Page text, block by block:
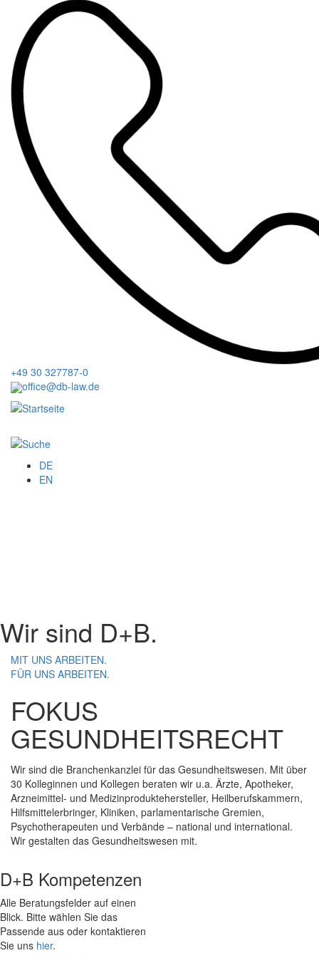
Inhalt
+49 30 327787-0
office@db-law.de
DE
EN
Wir sind D+B.
MIT UNS ARBEITEN.
FÜR UNS ARBEITEN.
FOKUS
GESUNDHEITSRECHT
Wir sind die Branchenkanzlei für das Gesundheitswesen. Mit über
30 Kolleginnen und Kollegen beraten wir u.a. Ärzte, Apotheker,
Arzneimittel- und Medizinproduktehersteller, Heilberufskammern,
Hilfsmittelerbringer, Kliniken, parlamentarische Gremien,
Psychotherapeuten und Verbände – national und international.
Wir gestalten das Gesundheitswesen mit.
D+B Kompetenzen
Alle Beratungsfelder auf einen
Blick. Bitte wählen Sie das
Passende aus oder kontaktieren
Sie uns hier.